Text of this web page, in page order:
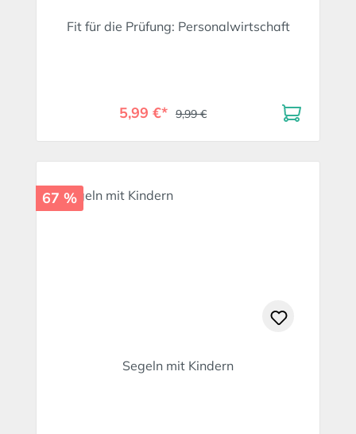
Fit für die Prüfung: Personalwirtschaft
5,99 €* 9,99 €
67 %
Segeln mit Kindern